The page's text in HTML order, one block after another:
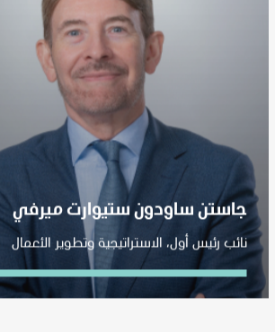
جاستن ساودون ستيوارت ميرفي
نائب رئيس أول، الاستراتيجية وتطوير الأعمال